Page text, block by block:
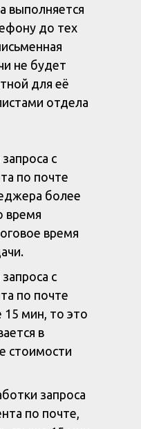
выполняется
до тех
не будет
для её
отдела
с
по почте
более
время
время
с
по почте
15 мин, то это
в
стоимости
запроса
по почте,